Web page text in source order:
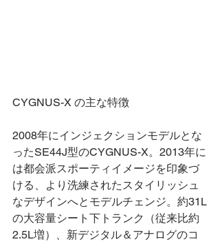
CYGNUS-X の主な特徴
2008年にインジェクションモデルとな
ったSE44J型のCYGNUS-X。2013年に
は都会派スポーティイメージを印象づ
ける、より洗練されたスタイリッシュ
なデザインへとモデルチェンジ。約31L
の大容量シート下トランク（従来比約
2.5L増）、新デジタル＆アナログのコ